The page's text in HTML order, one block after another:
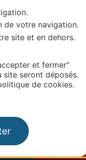
de votre navigation.
site et en dehors.
et fermer"
seront déposés.
de cookies.
Inscrivez-vous
d'information
Occitanie
suggestions
et de sorties.
Je